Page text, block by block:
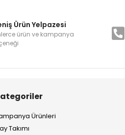
Ürün Yelpazesi
ürün ve kampanya
Ürünleri
Takımı